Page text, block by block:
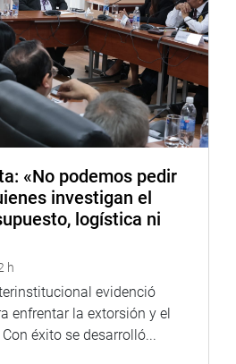
Estos delitos contribuyen a
los contagios por la COVID
el crimen común.
su apoyo en las
municipios, para entablar una
entre las distintas
Nacional del Perú (PNP), como
parte de una mesa de trabajo
y distintas autoridades de
el 27 de junio en el auditorio de
«No podemos pedir
investigan el
logística ni
h
evidenció
enfrentar la extorsión y el
éxito se desarrolló...